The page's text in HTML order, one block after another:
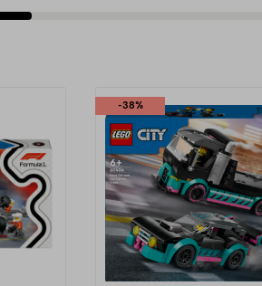
-38%